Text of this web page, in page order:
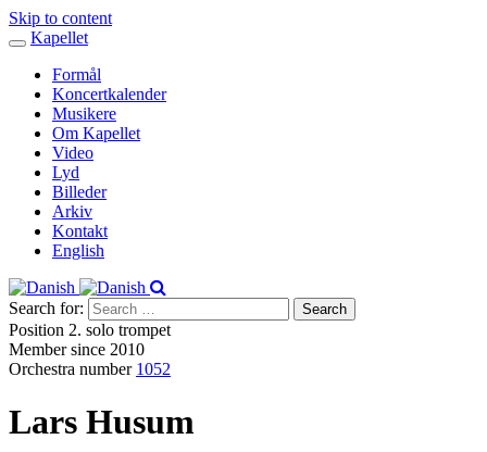
Skip to content
Toggle
navigation
Kapellet
Formål
Koncertkalender
Musikere
Om Kapellet
Video
Lyd
Billeder
Arkiv
Kontakt
English
Search for:
Position 2. solo trompet
Member since 2010
Orchestra number 1052
Lars Husum